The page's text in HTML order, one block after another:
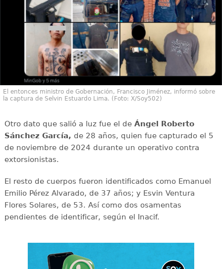
El entonces ministro de Gobernación, Francisco Jiménez, informó sobre
la captura de Selvin Estuardo Lima. (Foto: X/Soy502)
Otro dato que salió a luz fue el de Ángel Roberto
Sánchez García, de 28 años, quien fue capturado el 5
de noviembre de 2024 durante un operativo contra
extorsionistas.
El resto de cuerpos fueron identificados como Emanuel
Emilio Pérez Alvarado, de 37 años; y Esvin Ventura
Flores Solares, de 53. Así como dos osamentas
pendientes de identificar, según el Inacif.